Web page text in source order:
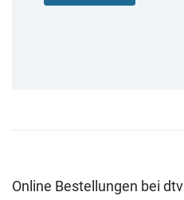
Online Bestellungen bei dtv